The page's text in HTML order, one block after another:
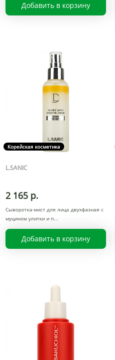
Добавить в корзину
Корейская косметика
L.SANIC
2 165 р.
Сыворотка-мист для лица двухфазная с
муцином улитки и п
Добавить в корзину